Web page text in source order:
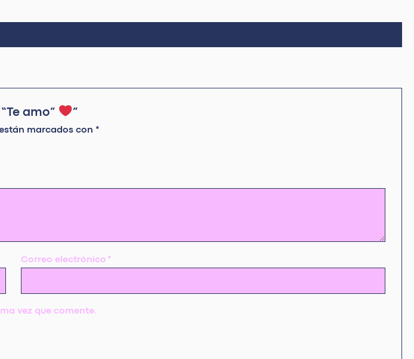
amo” ”
marcados con *
Correo electrónico *
vez que comente.